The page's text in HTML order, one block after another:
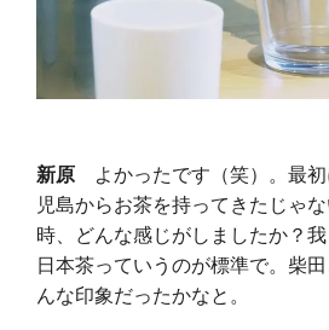
新原
よかったです（笑）。最
児島からお茶を持ってきたじゃ
時、どんな感じがしましたか？
日本茶っていうのが標準で。柴
んな印象だったかなと。